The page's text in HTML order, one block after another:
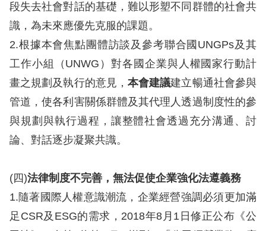
府
網
站
資
料
開
放
宣
無
障
段失去社會對話的基礎，難以形塑不同群體的社會共
識，為未來應優先克服的課題。
2.根據本會焦點團體訪談及參考聯合國UNGPs及其
工作小組（UNWG）對各國企業與人權國家行動計
畫之規劃及執行的意見， 本會建議建立暢通社會參與
管道，使各利害關係群體及其代理人透過制度性的參
與規劃與執行過程，讓整體社會透過充分溝通、討
論、對話逐步凝聚共識。
(四)法律制度不完善，無法促使企業強化法遵義務
1.隨著國際人權意識潮流，企業經營強調必須更加滿
足CSR及ESG的需求，2018年8月1日修正公布《公